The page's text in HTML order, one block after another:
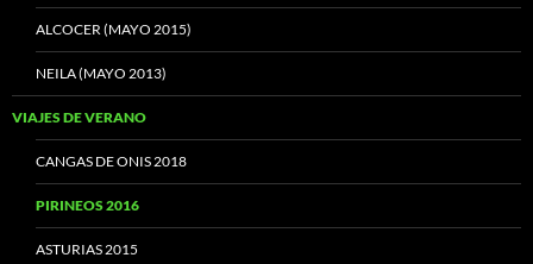
ALCOCER (MAYO 2015)
NEILA (MAYO 2013)
VIAJES DE VERANO
CANGAS DE ONIS 2018
PIRINEOS 2016
ASTURIAS 2015